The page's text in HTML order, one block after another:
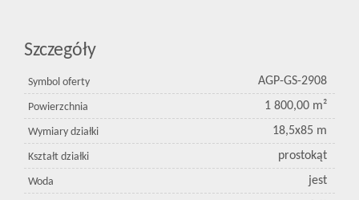
Szczegóły
Symbol oferty AGP-GS-2908
Powierzchnia 1 800,00 m²
Wymiary działki 18,5x85 m
Kształt działki prostokąt
Woda jest